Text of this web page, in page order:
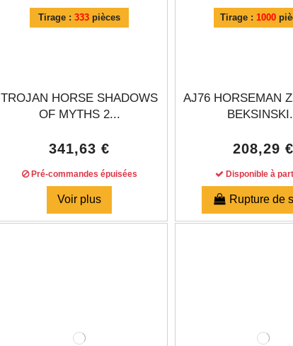
Tirage :333 pièces
TROJAN HORSE SHADOWS
OF MYTHS 2...
341,63 €
Pré-commandes épuisées
Voir plus
Tirage : 1000
AJ76 HORSEMAN
208,29 €
Disponible à
Rupture de